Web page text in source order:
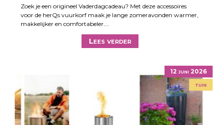
Zoek je een origineel Vaderdagcadeau? Met deze accessoires
voor de herQs vuurkorf maak je lange zomeravonden warmer,
makkelijker en comfortabeler.…
Lees verder
12 juni 2026
tuin